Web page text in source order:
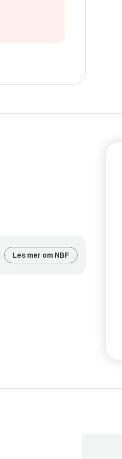
Les mer om NBF